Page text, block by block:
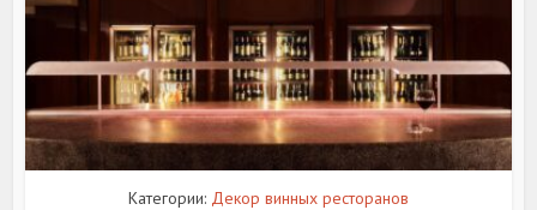
Категории: Декор винных ресторанов